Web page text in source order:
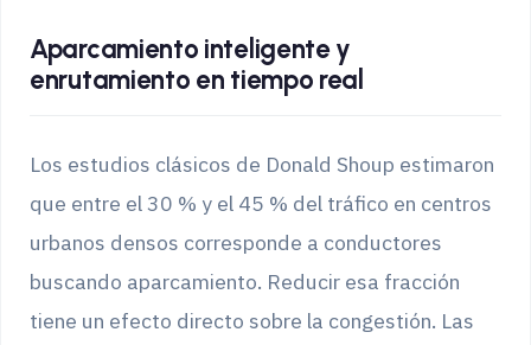
Aparcamiento inteligente y
enrutamiento en tiempo real
Los estudios clásicos de Donald Shoup estimaron
que entre el 30 % y el 45 % del tráfico en centros
urbanos densos corresponde a conductores
buscando aparcamiento. Reducir esa fracción
tiene un efecto directo sobre la congestión. Las